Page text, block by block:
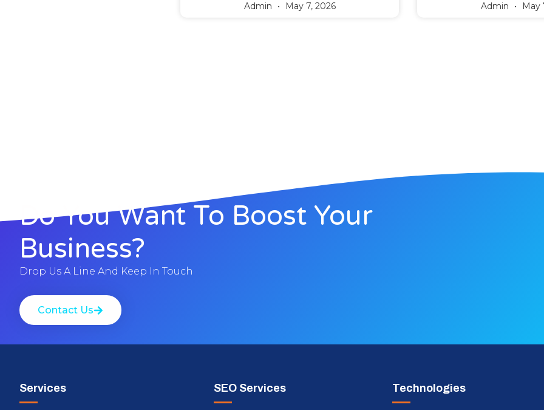
Admin May 7, 2026 Admin May
Do You Want To Boost Your
Business?
Drop Us A Line And Keep In Touch
Contact Us
Services SEO Services Technologies